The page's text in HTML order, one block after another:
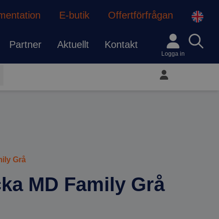
E-butik Offertförfrågan
Partner Aktuellt Kontakt
Logga in
Mitt konto
Grå
MD Family Grå